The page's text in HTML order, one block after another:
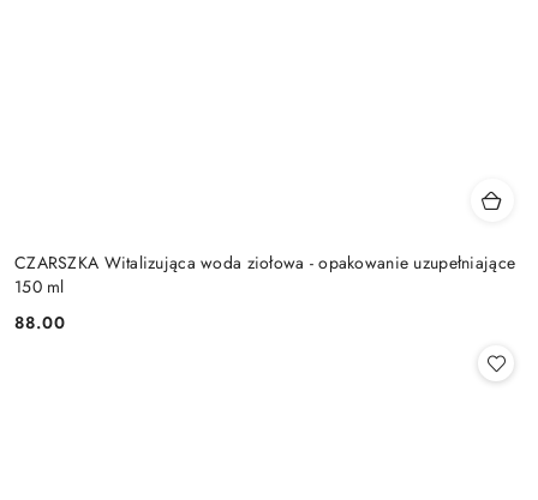
CZARSZKA Witalizująca woda ziołowa - opakowanie uzupełniające
150 ml
Cena:
88.00